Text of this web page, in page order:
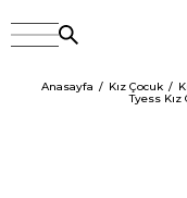
Anasayfa Kız Çocuk
Tyess